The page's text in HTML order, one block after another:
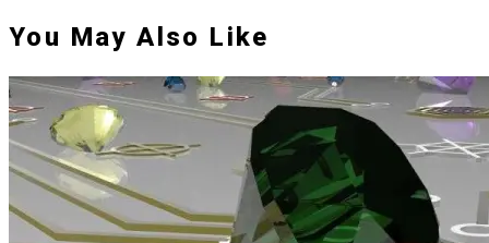
You May Also Like